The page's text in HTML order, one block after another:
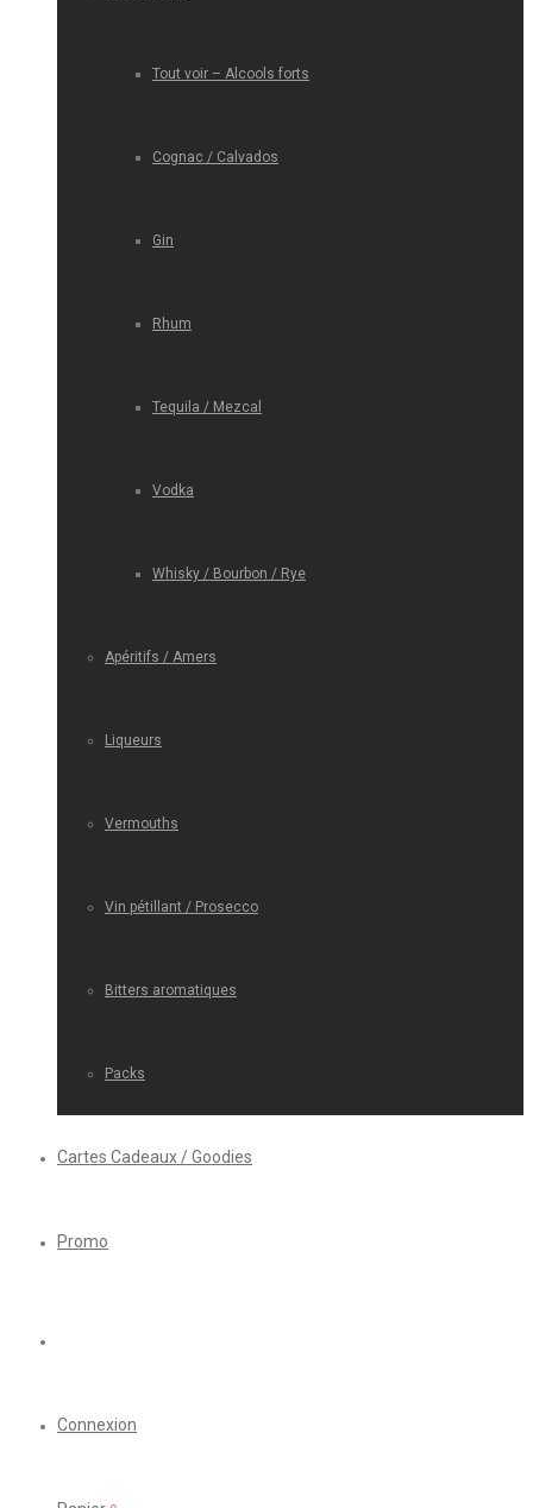
Tout voir – Alcools forts
Cognac / Calvados
Gin
Rhum
Tequila / Mezcal
Vodka
Whisky / Bourbon / Rye
Apéritifs / Amers
Liqueurs
Vermouths
Vin pétillant / Prosecco
Bitters aromatiques
Packs
Cartes Cadeaux / Goodies
Promo
Connexion